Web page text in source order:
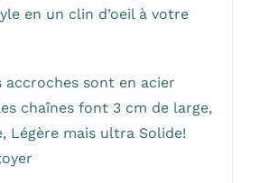
en un clin d’oeil à votre
accroches sont en acier
chaînes font 3 cm de large,
Légère mais ultra Solide!